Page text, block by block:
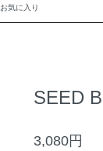
お気に入り
SEED
3,080円